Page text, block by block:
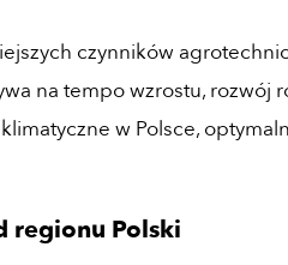
czynników
na tempo wzrostu, rozwój
w Polsce,
regionu Polski